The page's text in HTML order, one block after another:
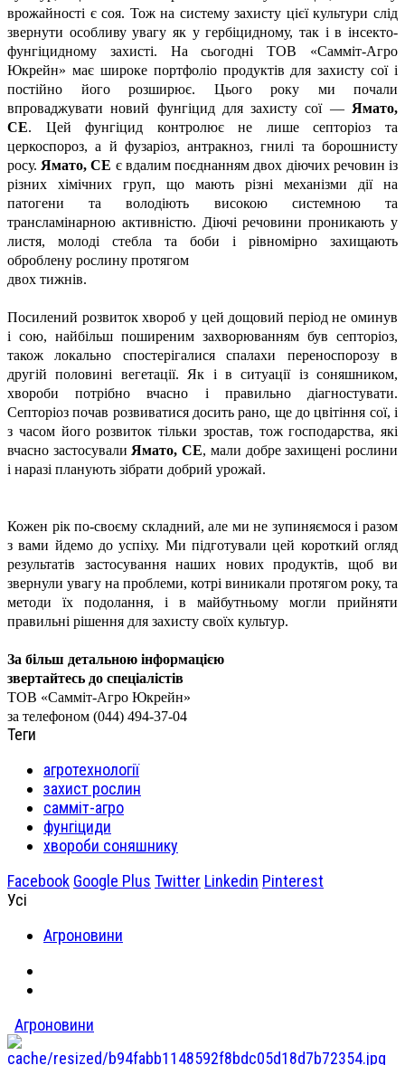
врожайності є соя. Тож на систему захисту цієї культури слід
звернути особливу увагу як у гербіцидному, так і в інсекто-
фунгіцидному захисті. На сьогодні ТОВ «Самміт-Агро
Юкрейн» має широке портфоліо продуктів для захисту сої і
постійно його розширює. Цього року ми почали
впроваджувати новий фунгіцид для захисту сої — Ямато,
СЕ. Цей фунгіцид контролює не лише септоріоз та
церкоспороз, а й фузаріоз, антракноз, гнилі та борошнисту
росу. Ямато, СЕ є вдалим поєднанням двох діючих речовин із
різних хімічних груп, що мають різні механізми дії на
патогени та володіють високою системною та
трансламінарною активністю. Діючі речовини проникають у
листя, молоді стебла та боби і рівномірно захищають
оброблену рослину протягом
двох тижнів.
Посилений розвиток хвороб у цей дощовий період не оминув
і сою, найбільш поширеним захворюванням був септоріоз,
також локально спостерігалися спалахи переноспорозу в
другій половині вегетації. Як і в ситуації із соняшником,
хвороби потрібно вчасно і правильно діагностувати.
Септоріоз почав розвиватися досить рано, ще до цвітіння сої, і
з часом його розвиток тільки зростав, тож господарства, які
вчасно застосували Ямато, СЕ, мали добре захищені рослини
і наразі планують зібрати добрий урожай.
Кожен рік по-своєму складний, але ми не зупиняємося і разом
з вами йдемо до успіху. Ми підготували цей короткий огляд
результатів застосування наших нових продуктів, щоб ви
звернули увагу на проблеми, котрі виникали протягом року, та
методи їх подолання, і в майбутньому могли прийняти
правильні рішення для захисту своїх культур.
За більш детальною інформацією
звертайтесь до спеціалістів
ТОВ «Самміт-Агро Юкрейн»
за телефоном (044) 494-37-04
Теги
агротехнології
захист рослин
самміт-агро
фунгіциди
хвороби соняшнику
Facebook Google Plus Twitter Linkedin Pinterest
Усі
Агроновини
Агроновини